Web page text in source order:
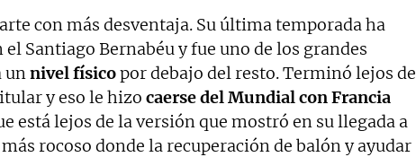
con más desventaja. Su última temporada ha
Santiago Bernabéu y fue uno de los grandes
unnivel físicopor debajo del resto. Terminó lejos de
y eso le hizo caerse del Mundial con Francia
está lejos de la versión que mostró en su llegada a
rocoso donde la recuperación de balón y ayudar